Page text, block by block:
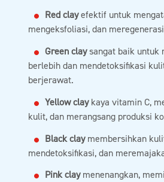
Red clayefektif untuk
mengeksfoliasi, dan
Green claysangat baik untuk
berlebih dan mendetoksifikasi
berjerawat.
Yellow claykaya vitamin C,
kulit, dan merangsang produksi
Black claymembersihkan
mendetoksifikasi, dan
Pink claymenenangkan,